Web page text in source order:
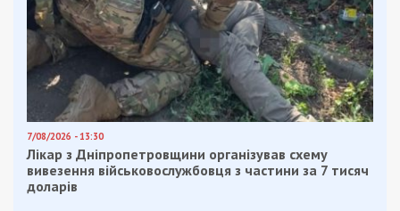
будет также выбрать английский и украинский.
Перейти в дневник можноздесь.